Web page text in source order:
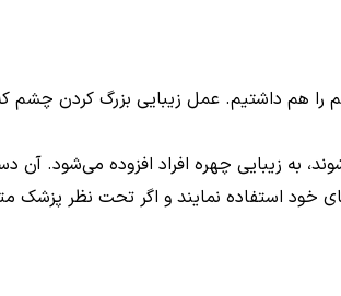
هم داشتیم. عمل زیبایی بزرگ کردن چشم که
به زیبایی چهره افراد افزوده می‌شود. آن
خود استفاده نمایند و اگر تحت نظر پزشک